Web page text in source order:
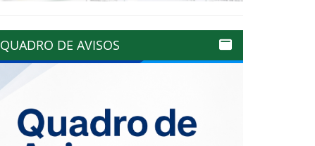
QUADRO DE AVISOS